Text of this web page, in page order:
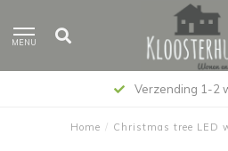
MENU
Verzending 1-2
Home / Christmas tree LED